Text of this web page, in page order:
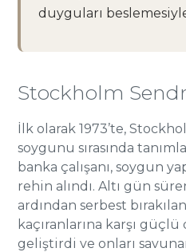
duyguları
Stockholm
İlk olarak 1973’te,
soygunu sırasında
banka çalışanı, soygun
rehin alındı. Altı gün
ardından serbest
kaçıranlarına karşı
geliştirdi ve onları